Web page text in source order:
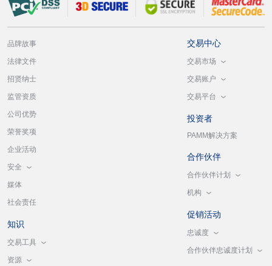
品牌故事
法律文件
招贤纳士
监管资质
公司优势
荣誉奖项
企业活动
安全
媒体
社会责任
知识
交易工具
资源
交易中心
交易市场
交易账户
交易平台
投资者
PAMM解决方案
合作伙伴
合作伙伴计划
机构
促销活动
忠诚度
合作伙伴忠诚度计划